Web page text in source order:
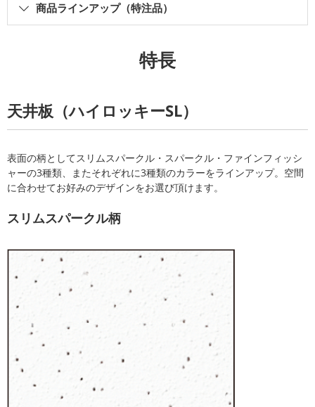
商品ラインアップ（特注品）
特長
天井板（ハイロッキーSL）
表面の柄としてスリムスパークル・スパークル・ファインフィッシ
ャーの3種類、またそれぞれに3種類のカラーをラインアップ。空間
に合わせてお好みのデザインをお選び頂けます。
スリムスパークル柄